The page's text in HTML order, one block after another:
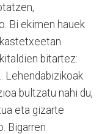
Bi ekimen hauek
bitartez:
Lehendabizikoak
bultzatu nahi du,
eta gizarte
Bigarren